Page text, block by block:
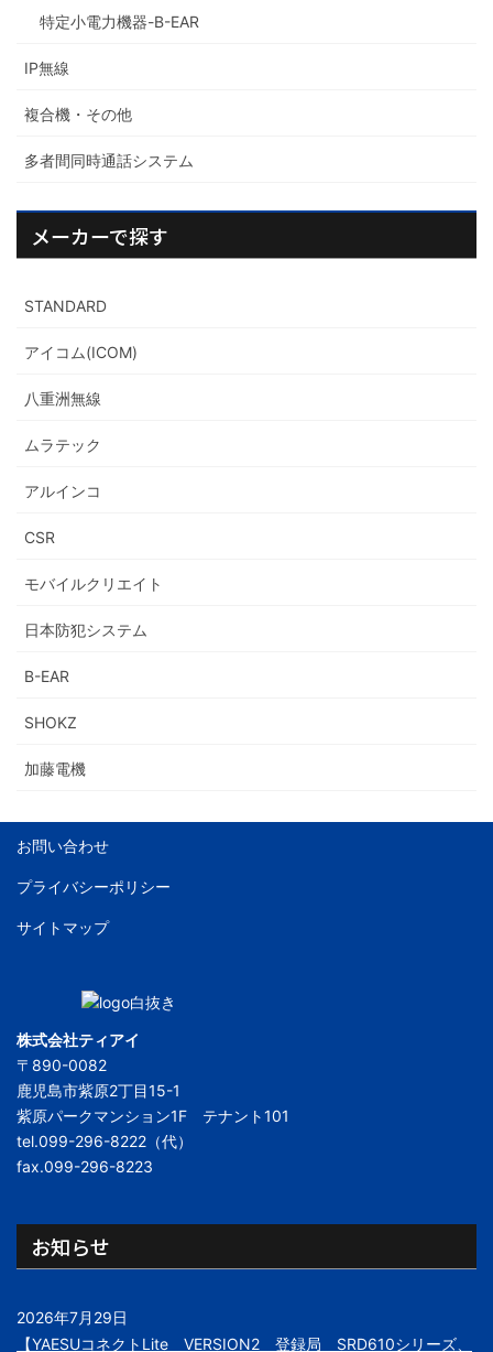
特定小電力機器-B-EAR
IP無線
複合機・その他
多者間同時通話システム
メーカーで探す
STANDARD
アイコム(ICOM)
八重洲無線
ムラテック
アルインコ
CSR
モバイルクリエイト
日本防犯システム
B-EAR
SHOKZ
加藤電機
お問い合わせ
プライバシーポリシー
サイトマップ
株式会社ティアイ
〒890-0082
鹿児島市紫原2丁目15-1
紫原パークマンション1F テナント101
tel.099-296-8222（代）
fax.099-296-8223
お知らせ
2026年7月29日
【YAESUコネクトLite VERSION2 登録局 SRD610シリーズ、